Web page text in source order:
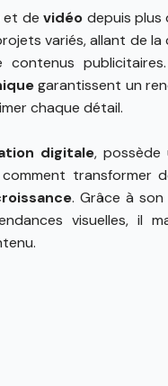
et devidéo depuis plus
variés, allant de
garantissent un
chaque détail.
digitale, possède
transformer
. Grâce à
visuelles, il